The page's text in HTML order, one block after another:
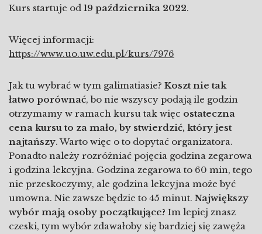
Kurs startuje od 19 października 2022.
Więcej informacji:
https://www.uo.uw.edu.pl/kurs/7976
Jak tu wybrać w tym galimatiasie? Koszt nie tak
łatwo porównać, bo nie wszyscy podają ile godzin
otrzymamy w ramach kursu tak więc ostateczna
cena kursu to za mało, by stwierdzić, który jest
najtańszy. Warto więc o to dopytać organizatora.
Ponadto należy rozróżniać pojęcia godzina zegarowa
i godzina lekcyjna. Godzina zegarowa to 60 min, tego
nie przeskoczymy, ale godzina lekcyjna może być
umowna. Nie zawsze będzie to 45 minut. Największy
wybór mają osoby początkujące? Im lepiej znasz
czeski, tym wybór zdawałoby się bardziej się zawęża